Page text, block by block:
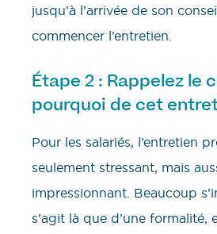
jusqu’à l’arrivée de son
commencer l’entretien.
Étape 2 : Rappelez le
pourquoi de cet
Pour les salariés, l’entretien
seulement stressant, mais
impressionnant. Beaucoup
s’agit là que d’une formalité,